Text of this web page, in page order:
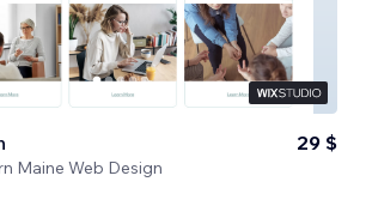
Maine Web Design
29 $